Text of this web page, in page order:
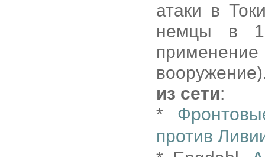
атаки в
немцы в
из сети:
*
против